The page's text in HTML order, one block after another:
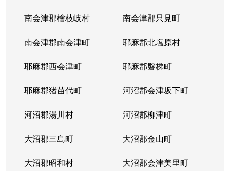
南会津郡檜枝岐村 南会津郡只見町
南会津郡南会津町 耶麻郡北塩原村
耶麻郡西会津町 耶麻郡磐梯町
耶麻郡猪苗代町 河沼郡会津坂下町
河沼郡湯川村 河沼郡柳津町
大沼郡三島町 大沼郡金山町
大沼郡昭和村 大沼郡会津美里町